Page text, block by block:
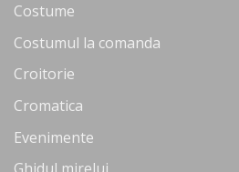
Costume
Costumul la comanda
Croitorie
Cromatica
Evenimente